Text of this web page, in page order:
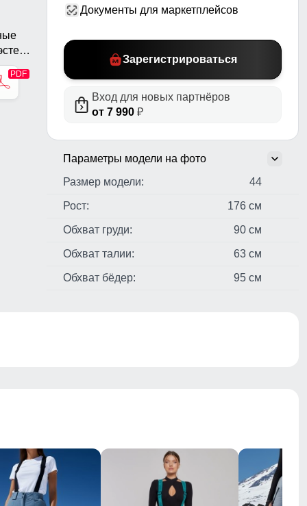
Документы для маркетплейсов
Зарегистрироваться
Вход для новых партнёров
от 7 990 ₽
Параметры модели на фото
Размер модели:
44
Рост: 176 см
Обхват груди: 90 см
Обхват талии: 63 см
Обхват бёдер: 95 см